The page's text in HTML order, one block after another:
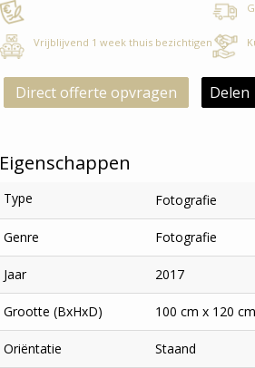
Vrijblijvend 1 week thuis bezichtigen
Direct offerte opvragen Delen
Eigenschappen
Type Fotografie
Genre Fotografie
Jaar 2017
Grootte (BxHxD) 100 cm x 120
Oriëntatie Staand